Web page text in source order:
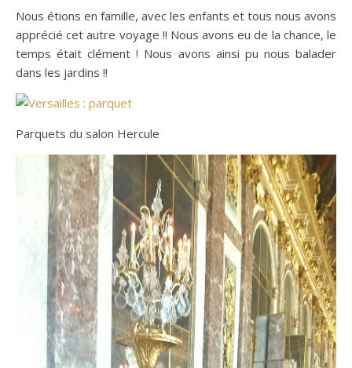
Nous étions en famille, avec les enfants et tous nous avons
apprécié cet autre voyage !! Nous avons eu de la chance, le
temps était clément ! Nous avons ainsi pu nous balader
dans les jardins !!
Parquets du salon Hercule